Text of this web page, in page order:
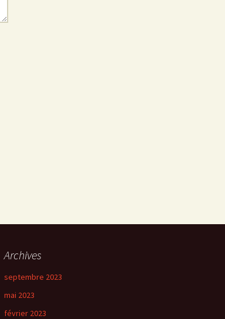
Archives
septembre 2023
mai 2023
février 2023